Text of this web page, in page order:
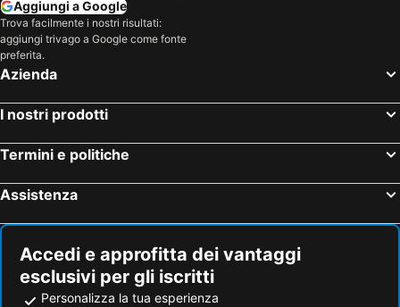
Aggiungi a Google
Trova facilmente i nostri risultati:
aggiungi trivago a Google come fonte
preferita.
Azienda
I nostri prodotti
Termini e politiche
Assistenza
Accedi e approfitta dei vantaggi
esclusivi per gli iscritti
Personalizza la tua esperienza